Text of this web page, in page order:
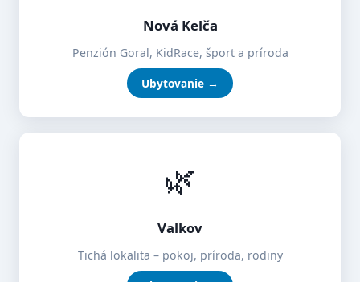
Nová Kelča
Penzión Goral, KidRace, šport a príroda
Ubytovanie →
🌿
Valkov
Tichá lokalita – pokoj, príroda, rodiny